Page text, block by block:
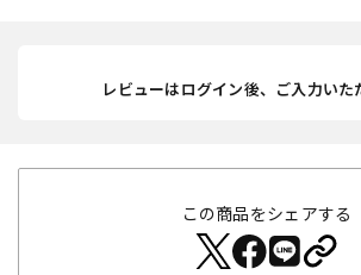
レビューはログイン後、ご入力いた
この商品をシェアする